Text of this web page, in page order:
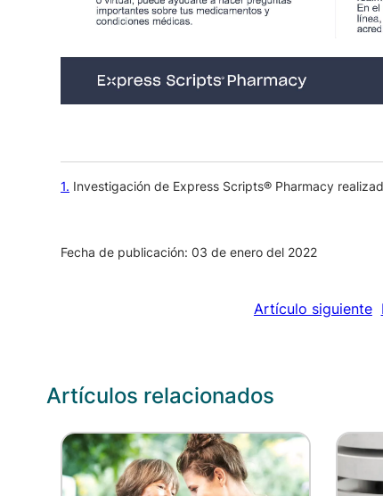
1 Investigación de Express Scripts® Pharmacy
Fecha de publicación: 03 de enero del 2022
Artículo siguiente
Artículos relacionados